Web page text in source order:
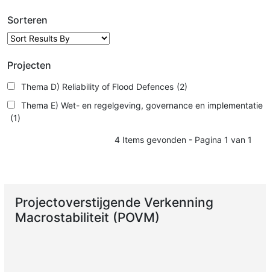
Sorteren
Projecten
Thema D) Reliability of Flood Defences (2)
Thema E) Wet- en regelgeving, governance en implementatie
(1)
4 Items gevonden - Pagina 1 van 1
Projectoverstijgende Verkenning
Macrostabiliteit (POVM)